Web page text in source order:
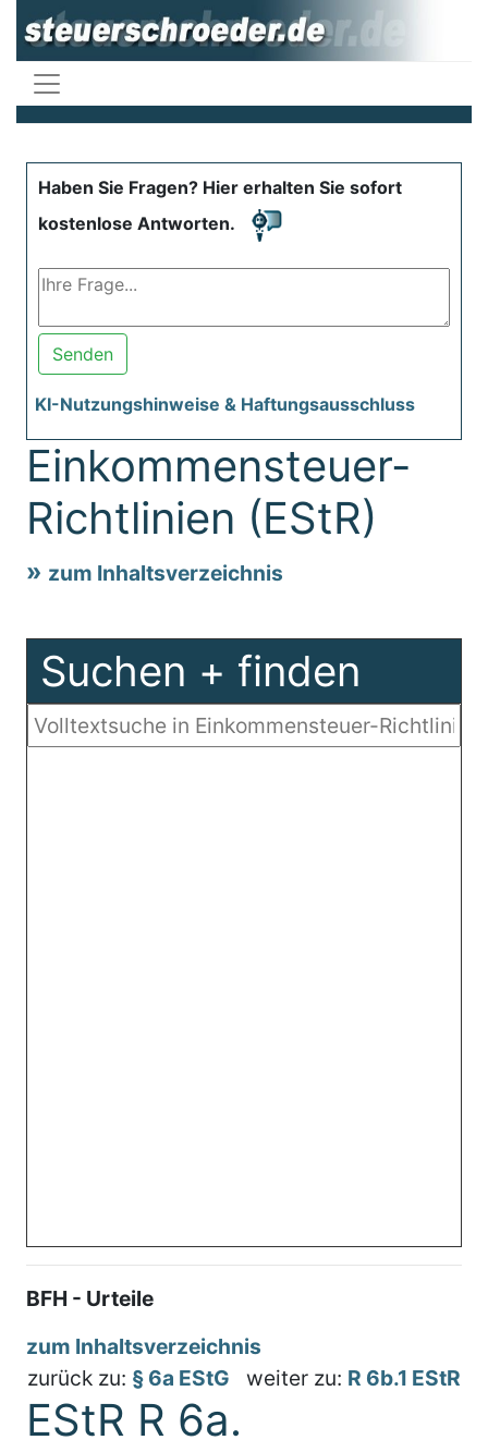
Haben Sie Fragen? Hier erhalten Sie sofort
kostenlose Antworten.
Senden
KI-Nutzungshinweise & Haftungsausschluss
Einkommensteuer-
Richtlinien (EStR)
zum Inhaltsverzeichnis
Suchen + finden
BFH - Urteile
zum Inhaltsverzeichnis
zurück zu: § 6a EStG weiter zu: R 6b.1 EStR
EStR R 6a.